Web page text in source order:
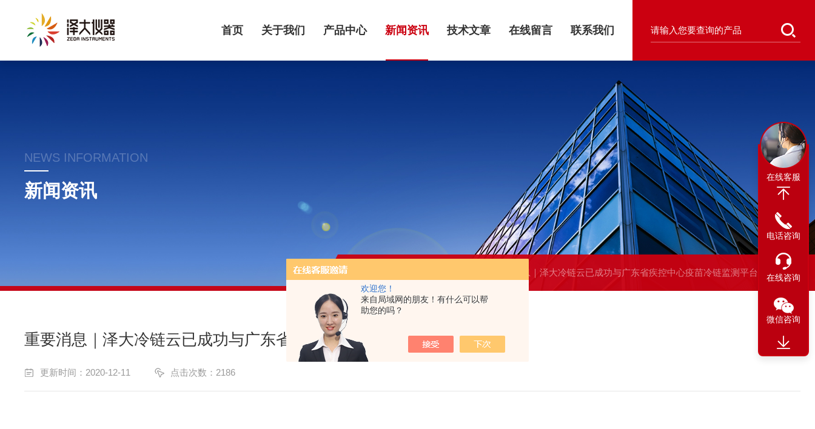
欢迎您！
来自局域网的朋友！有什么可以帮
助您的吗？
首页 关于我们 产品中心 新闻资讯 技术文章 在线留言 联系我们
NEWS INFORMATION
新闻资讯
重要消息｜泽大冷链云已成功与广东省疾控中心疫苗冷链监测平台对接
重要消息｜泽大冷链云已成功与广东省疾控中心疫苗冷链监测平台对接
更新时间：2020-12-11 点击次数：2186
在线客服
电话咨询
在线咨询
微信咨询